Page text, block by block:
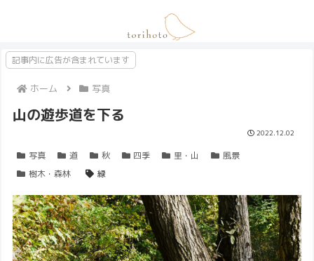
記事内に広告が含まれています
ホーム 写真
山の遊歩道を下る
2022.12.02
写真 道 秋 四季 里・山
風景
樹木・森林
緑